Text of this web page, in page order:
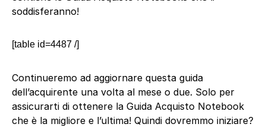
soddisferanno!
[table id=4487 /]
Continueremo ad aggiornare questa guida
dell’acquirente una volta al mese o due. Solo per
assicurarti di ottenere la Guida Acquisto Notebook
che è la migliore e l’ultima! Quindi dovremmo iniziare?